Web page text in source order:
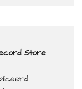
Store